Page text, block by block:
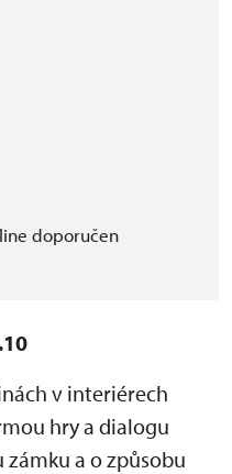
doporučen
v interiérech
hry a dialogu
a o způsobu